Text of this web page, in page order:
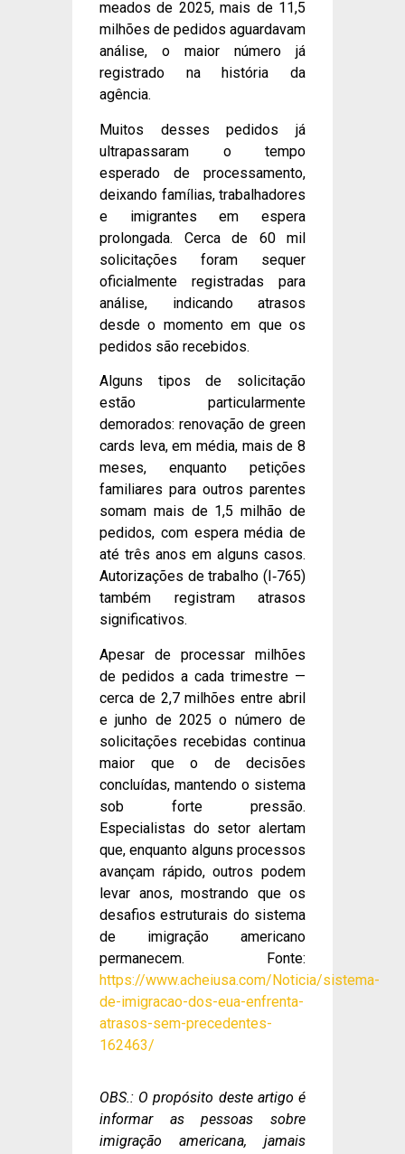
meados de 2025, mais de 11,5
milhões de pedidos aguardavam
análise, o maior número já
registrado na história da
agência.
Muitos desses pedidos já
ultrapassaram o tempo
esperado de processamento,
deixando famílias, trabalhadores
e imigrantes em espera
prolongada. Cerca de 60 mil
solicitações foram sequer
oficialmente registradas para
análise, indicando atrasos
desde o momento em que os
pedidos são recebidos.
Alguns tipos de solicitação
estão particularmente
demorados: renovação de green
cards leva, em média, mais de 8
meses, enquanto petições
familiares para outros parentes
somam mais de 1,5 milhão de
pedidos, com espera média de
até três anos em alguns casos.
Autorizações de trabalho (I‑765)
também registram atrasos
significativos.
Apesar de processar milhões
de pedidos a cada trimestre —
cerca de 2,7 milhões entre abril
e junho de 2025 o número de
solicitações recebidas continua
maior que o de decisões
concluídas, mantendo o sistema
sob forte pressão.
Especialistas do setor alertam
que, enquanto alguns processos
avançam rápido, outros podem
levar anos, mostrando que os
desafios estruturais do sistema
de imigração americano
permanecem. Fonte:
https://www.acheiusa.com/Noticia/sistema-
de-imigracao-dos-eua-enfrenta-
atrasos-sem-precedentes-
162463/
OBS.: O propósito deste artigo é
informar as pessoas sobre
imigração americana, jamais